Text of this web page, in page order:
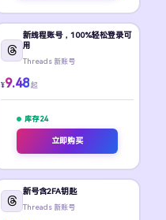
新线程账号，100%轻松登录可
用
Threads 新账号
¥9.48 起
库存 24
立即购买
新号含2FA钥匙
Threads 新账号